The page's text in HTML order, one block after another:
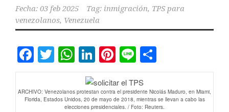
Fecha: 03 feb 2025 Tag: inmigración, TPS para
venezolanos, Venezuela
Facebook
Twitter
WhatsApp
LinkedIn
Pinterest
Line
ARCHIVO: Venezolanos protestan contra el presidente Nicolás Maduro, en Miami,
Florida, Estados Unidos, 20 de mayo de 2018, mientras se llevan a cabo las
elecciones presidenciales. / Foto: Reuters.